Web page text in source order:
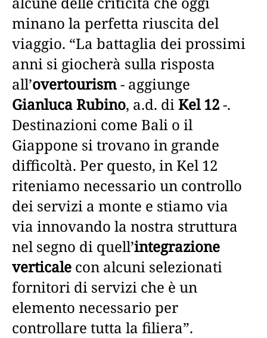
minano la perfetta riuscita del
viaggio. “La battaglia dei prossimi
anni si giocherà sulla risposta
all’overtourism- aggiunge
Gianluca Rubino, a.d. diKel 12-.
Destinazioni come Bali o il
Giappone si trovano in grande
difficoltà. Per questo, in Kel 12
riteniamo necessario un controllo
dei servizi a monte e stiamo via
via innovando la nostra struttura
nel segno di quell’integrazione
verticale con alcuni selezionati
fornitori di servizi che è un
elemento necessario per
controllare tutta la filiera”.